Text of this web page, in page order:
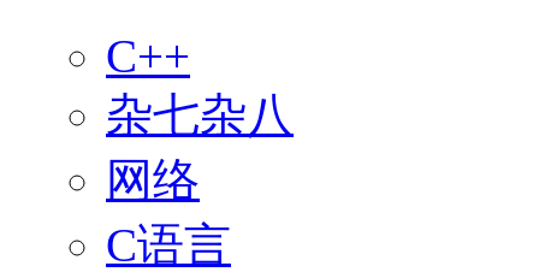
C++
杂七杂八
网络
C语言